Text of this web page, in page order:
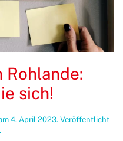
sich!
4. April 2023. Veröffentlicht
.